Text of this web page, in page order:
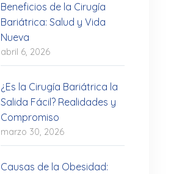
Beneficios de la Cirugía
Bariátrica: Salud y Vida
Nueva
abril 6, 2026
¿Es la Cirugía Bariátrica la
Salida Fácil? Realidades y
Compromiso
marzo 30, 2026
Causas de la Obesidad: